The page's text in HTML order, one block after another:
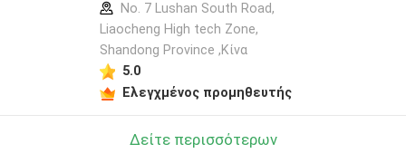
No. 7 Lushan South Road,
Liaocheng High tech Zone,
Shandong Province ,Κίνα
5.0
Ελεγχμένος προμηθευτής
Δείτε περισσότερων